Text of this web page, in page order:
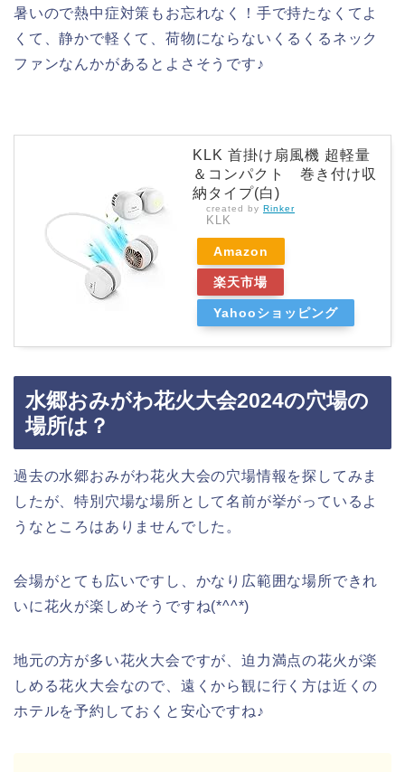
暑いので熱中症対策もお忘れなく！手で持たなくてよ
くて、静かで軽くて、荷物にならないくるくるネック
ファンなんかがあるとよさそうです♪
KLK 首掛け扇風機 超軽量
＆コンパクト 巻き付け収
納タイプ(白)
created by Rinker
KLK
Amazon
楽天市場
Yahooショッピング
水郷おみがわ花火大会2024の穴場の
場所は？
過去の水郷おみがわ花火大会の穴場情報を探してみま
したが、特別穴場な場所として名前が挙がっているよ
うなところはありませんでした。
会場がとても広いですし、かなり広範囲な場所できれ
いに花火が楽しめそうですね(*^^*)
地元の方が多い花火大会ですが、迫力満点の花火が楽
しめる花火大会なので、遠くから観に行く方は近くの
ホテルを予約しておくと安心ですね♪